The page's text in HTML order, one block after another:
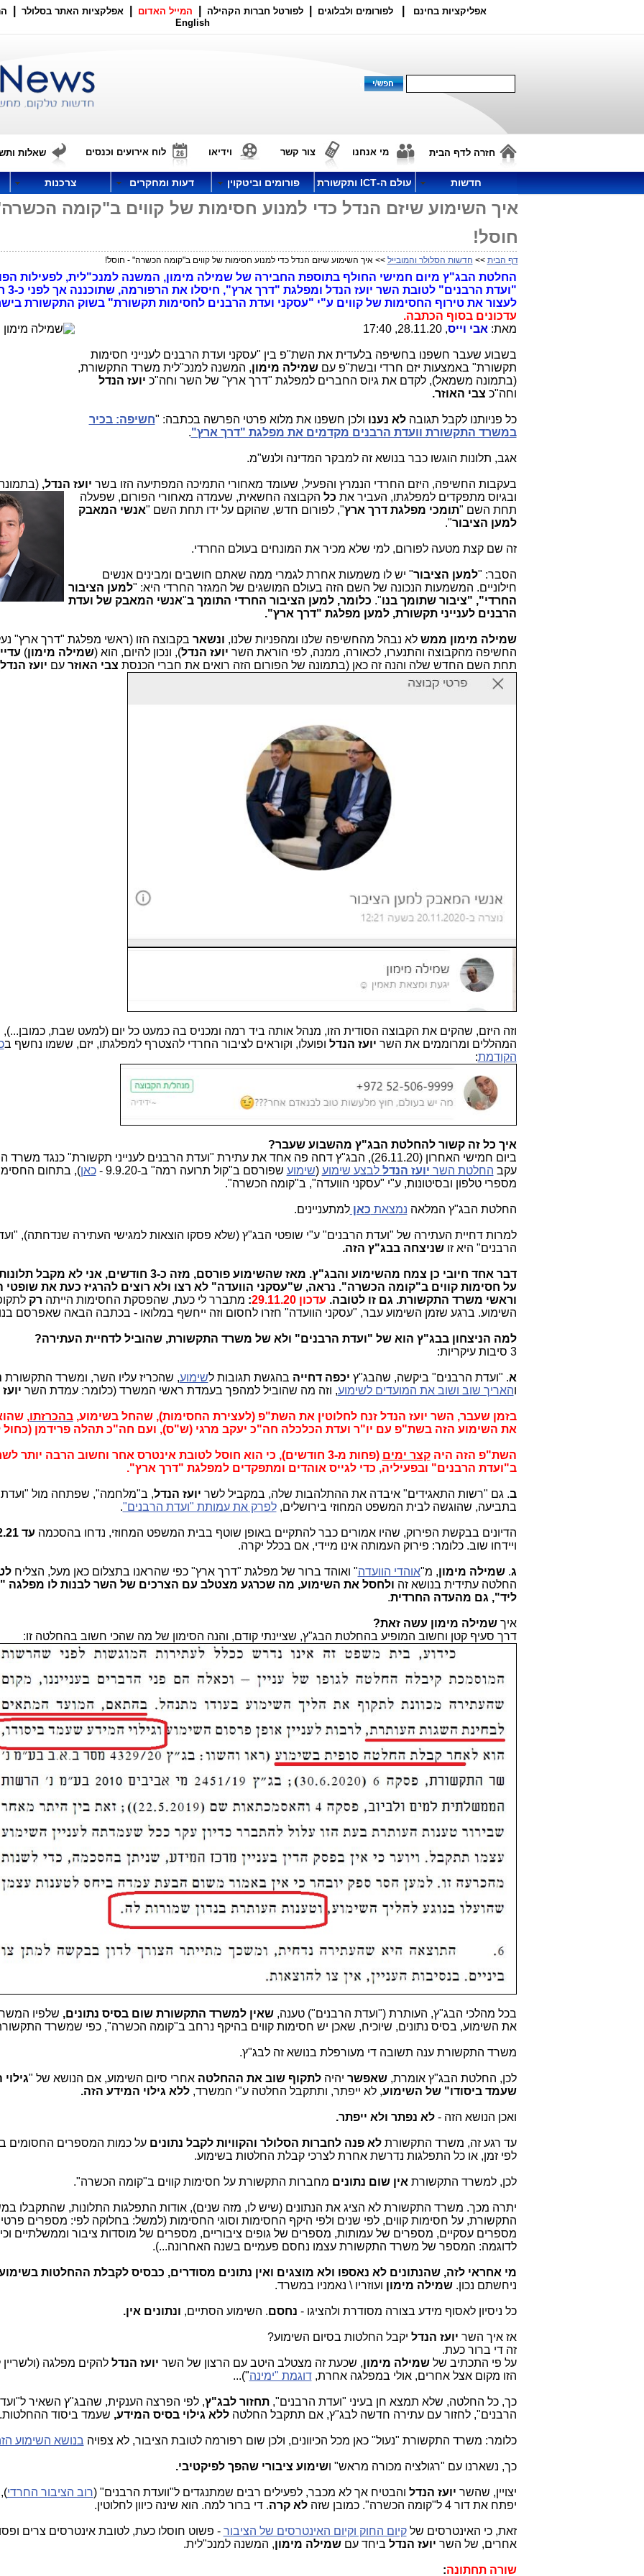
אפליקציות בחינם לפורומים ולבלוגים לפורטל חברות הקהילה המייל האדום אפלקציות האתר בסלולר
English
חזרה לדף הבית מי אנחנו צור קשר וידיאו לוח אירועים וכנסים שאלות
חדשות עולם ה-ICT ותקשורת פורומים וביטקוין דעות ומחקרים צרכנות
איך השימוע שיזם הנדל כדי למנוע חסימות של קווים ב"קומה
חוסל!
דף הבית >> חדשות הסלולר והמובייל >> איך השימוע שיזם הנדל כדי למנוע חסימות של קווים ב"קומה הכשרה" - חוסל!
החלטת הבג"ץ מיום חמישי החולף בתוספת החבירה של שמילה מימון, המשנה למנכ"לית, לפעילות
"ועדת
לעצור את טירוף החסימות של קווים ע"י "עסקני ועדת הרבנים לחסימות תקשורת" בשוק התקשורת
עדכונים בסוף הכתבה.
מאת: אבי וייס, 28.11.20, 17:40
בשבוע שעבר חשפנו בחשיפה בלעדית את השת"פ בין "עסקני ועדת הרבנים לענייני חסימות
תקשורת" באמצעות יזם חרדי ובשת"פ עםשמילה מימון, המשנה למנכ"לית משרד התקשורת,
(בתמונה משמאל), לקדם את גיוס החברים למפלגת "דרך ארץ" של השר וחה"כ יועז הנדל
וחה"כ צבי האוזר.
כל פניותנו לקבל תגובהלא נענו ולכן חשפנו את מלוא פרטי הפרשה בכתבה: "חשיפה: בכיר
במשרד התקשורת וועדת הרבנים מקדמים את מפלגת "דרך ארץ".
אגב, תלונות הוגשו כבר בנושא זה למבקר המדינה ולנש"מ.
בעקבות החשיפה, היזם החרדי הנמרץ והפעיל, שעומד מאחורי התמיכה המפתיעה הזו בשר יועז הנדל,
ובגיוס מתפקדים למפלגתו, העביר את כל הקבוצה החשאית, שעמדה מאחורי הפורום, שפעלה
תחת השם "תומכי מפלגת דרך ארץ", לפורום חדש, שהוקם על ידו תחת השם "אנשי המאבק
למען הציבור".
זה שם קצת מטעה לפורום, למי שלא מכיר את המונחים בעולם החרדי.
הסבר: "למען הציבור" יש לו משמעות אחרת לגמרי ממה שאתם חושבים ומבינים אנשים
חילוניים. המשמעות הנכונה של השם הזה בעולם המושגים של המגזר החרדי היא: "למען הציבור
החרדי", "ציבור שתומך בנו". כלומר, למען הציבור החרדי התומך ב"אנשי המאבק של ועדת
הרבנים לענייני תקשורת, למען מפלגת "דרך ארץ".
שמילה מימון ממשלא נבהל מהחשיפה שלנו ומהפניות שלנו, ונשאר בקבוצה הזו (ראשי מפלגת "דרך ארץ"
החשיפה מהקבוצה והתנערו, לכאורה, ממנה, לפי הוראת השר יועז הנדל), ונכון להיום, הוא (שמילה מימון)
תחת השם החדש שלה והנה זה כאן (בתמונה של הפורום הזה רואים את חברי הכנסת צבי האוזרעם יועז הנדל
וזה היזם, שהקים את הקבוצה הסודית הזו, מנהל אותה ביד רמה ומכניס בה כמעט כל יום (למעט שבת, כמובן...),
המהללים ומרוממים את השר יועז הנדל ופועלו, וקוראים לציבור החרדי להצטרף למפלגתו, יזם, ששמו נחשף ב
הקודמת:
איך כל זה קשור להחלטת הבג"ץ מהשבוע שעבר?
ביום חמישי האחרון (26.11.20), הבג"ץ דחה פה אחד את עתירת "ועדת הרבנים לענייני תקשורת" כנגד
עקב החלטת השר יועז הנדל לבצע שימוע (שימוע שפורסם ב"קול תרועה רמה" ב-9.9.20 - כאן), בתחום
מספרי טלפון ובסיטונות, ע"י "עסקני הוועדה", ב"קומה הכשרה".
החלטת הבג"ץ המלאה נמצאת כאןלמתעניינים.
למרות דחיית העתירה של "ועדת הרבנים" ע"י שופטי הבג"ץ (שלא פסקו הוצאות למגישי העתירה שנדחתה),
הרבנים" היא זושניצחה בבג"ץ הזה.
דבר אחד חיובי כן צמח מהשימוע והבג"ץ. מאז שהשימוע פורסם, מזה כ-3 חודשים,
על חסימות קווים ב"קומה הכשרה". נראה, ש"עסקני הוועדה" לא רצו ולא רוצים להרגיז כעת את שופטי
וראשי משרד התקשורת. גם זו לטובה. עדכון 29.11.20 : מתברר לי כעת, שהפסקת החסימות הייתה רק
השימוע. ברגע שזמן השימוע עבר, "עסקני הוועדה" חזרו לחסום וזה ייחשף במלואו - בכתבה הבאה שאפרסם
למה הניצחון בבג"ץ הוא של "ועדת הרבנים" ולא של משרד התקשורת, שהוביל לדחיית העתירה?
3 סיבות עיקריות:
א. "ועדת הרבנים" ביקשה, שהבג"ץ יכפה דחייה בהגשת תגובות לשימוע, שהכריז עליו השר, ומשרד התקשורת
והאריך שוב ושוב את המועדים לשימוע, וזה מה שהוביל למהפך בעמדת ראשי המשרד (כלומר: עמדת השר
בזמן שעבר, השר יועז הנדל זנח לחלוטין את השת"פ (לעצירת החסימות), שהחל בשימוע,בהכרזתו,
את השימוע הזה בשת"פ עם יו"ר ועדת הכלכלה חה"כ יעקב מרגי (ש"ס), ועם חה"כ תהלה פרידמן (כחול
השת"פ הזה היהקצר ימים
(פחות מ-3 חודשים), כי הוא חוסל לטובת אינטרס אחר וחשוב הרבה יותר
ב"ועדת הרבנים" ובפעיליה, כדי לגייס אוהדים ומתפקדים למפלגת "דרך ארץ".
ב. גם "רשות התאגידים" איבדה את ההתלהבות שלה, במקביל לשר יועז הנדל, ב"מלחמה", שפתחה מול "ועדת
בתביעה, שהוגשה לבית המשפט המחוזי בירושלים,לפרק את עמותת "ועדת הרבנים".
הדיונים בבקשת הפירוק, שהיו אמורים כבר להתקיים באופן שוטף בבית המשפט המחוזי, נדחו בהסכמה עד 2.2.21
ויידחו שוב. כלומר: פירוק העמותה אינו מיידי, אם בכלל יקרה.
ג.שמילה מימון, מ"אוהדי הוועדה" ואוהד ברור של מפלגת "דרך ארץ" כפי שהראנו בתצלום כאן מעל, הצליח
החלטה עתידית בנושא זה ולחסל את השימוע, מה שכרגע מצטלב עם הצרכים של השר לבנות לו מפלגה
ליד", גם מהעדה החרדית.
איךשמילה מימון עשה זאת?
דרך סעיף קטן וחשוב המופיע בהחלטת הבג"ץ, שציינתי קודם, והנה הסימון של מה שהכי חשוב בהחלטה זו:
בכל מהלכי הבג"ץ, העותרת ("ועדת הרבנים") טענה,שאין למשרד התקשורת שום בסיס נתונים, שלפיו
את השימוע, בסיס נתונים, שיוכיח, שאכן יש חסימות קווים בהיקף נרחב ב"קומה הכשרה", כפי שמשרד
משרד התקשורת ענה תשובה די מעורפלת בנושא זה לבג"ץ.
לכן, החלטת הבג"ץ אומרת,שאפשר יהיהלתקוף שוב את ההחלטה אחרי סיום השימוע, אם הנושא של "
שעמד ביסודו" של השימוע, לא ייפתר, ותתקבל החלטה ע"י המשרד,ללא גילוי המידע הזה.
ואכן הנושא הזה -לא נפתר ולא ייפתר.
עד רגע זה, משרד התקשורתלא פנה לחברות הסלולר והקוויות לקבל נתונים על כמות המספרים החסומים
לפי זמן, או כל התפלגות נדרשת אחרת לצרכי קבלת החלטות בשימוע.
לכן, למשרד התקשורת אין שום נתונים מחברות התקשורת על חסימות קווים ב"קומה הכשרה".
יתרה מכך. משרד התקשורת לא הציג את הנתונים (שיש לו, מזה שנים), אודות התפלגות התלונות, שהתקבלו
התקשורת, על חסימות קווים, לפי שנים ולפי היקף החסימות וסוגי החסימות (למשל: בחלוקה לפי: מספרים
מספרים עסקיים, מספרים של עמותות, מספרים של גופים ציבוריים, מספרים של מוסדות ציבור וממשלתיים
לדוגמה: המספר של משרד התקשורת עצמו נחסם פעמיים בשנה האחרונה...).
מי אחראי לזה, שהנתונים לא נאספו ולא מוצגים ואין נתונים מסודרים, כבסיס לקבלת ההחלטות
ניחשתם נכון.שמילה מימון ועוזריו \ נאמניו במשרד.
כל ניסיון לאסוף מידע בצורה מסודרת ולהציגו - נחסם. השימוע הסתיים, ונתונים אין.
אז איך השר יועז הנדל יקבל החלטות בסיום השימוע?
זה די ברור כעת.
על פי התכתיב שלשמילה מימון, שכעת זה מצטלב היטב עם הרצון של השר יועז הנדללהקים מפלגה
הזו מקום אצל אחרים, אולי במפלגה אחרת,דוגמת "ימינה")...
כך, כל החלטה, שלא תמצא חן בעיני "ועדת הרבנים",תחזור לבג"ץ, לפי הפרצה הענקית, שהבג"ץ השאיר
הרבנים", לחזור עם עתירה חדשה לבג"ץ, אם תתקבל החלטהללא גילוי בסיס המידע, שעמד ביסוד ההחלטות.
כלומר: משרד התקשורת "נעול" כאן מכל הכיוונים, ולכן שום רפורמה לטובת הציבור, לא צפויה בנושא השימוע
כך, נשארנו עם "רגולציה מכורה מראש" ושימוע ציבורי שהפך לפיקטיבי.
יצויין, שהשר יועז הנדל והבטיח אך לא מכבר, לפעילים רבים שמתנגדים ל"וועדת הרבנים" (רוב הציבור החרדי
יפתח את דור 4 ל"קומה הכשרה". כמובן שזה
לא קרה. די ברור למה. הוא שינה כיוון לחלוטין.
זאת, כי האינטרסים שלקיום החוק וקיום האינטרסים של הציבור - פשוט חוסלו כעת, לטובת אינטרסים צרים
אחרים, של השר יועז הנדל ביחד עםשמילה מימון, המשנה למנכ"לית.
שורה תחתונה: